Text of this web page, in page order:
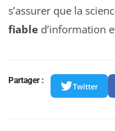
s’assurer que la
fiable d’information
Partager :
Twitter